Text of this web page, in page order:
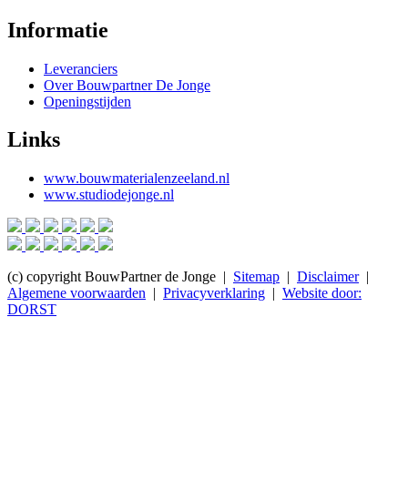
Informatie
Leveranciers
Over Bouwpartner De Jonge
Openingstijden
Links
www.bouwmaterialenzeeland.nl
www.studiodejonge.nl
(c) copyright BouwPartner de Jonge | Sitemap | Disclaimer|
Algemene voorwaarden | Privacyverklaring | Website door:
DORST